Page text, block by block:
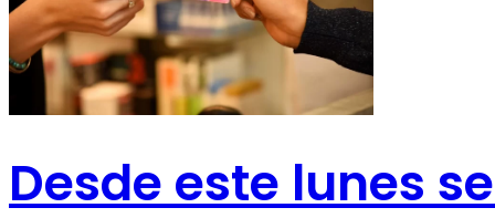
Desde este lunes